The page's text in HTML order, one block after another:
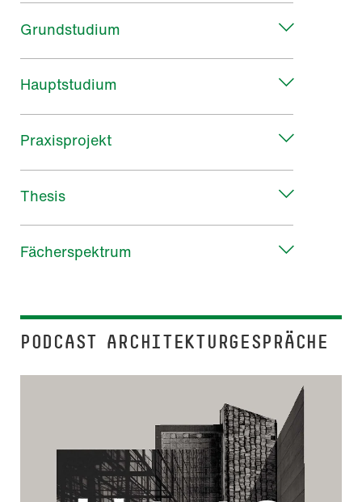
Grundstudium
Hauptstudium
Praxisprojekt
Thesis
Fächerspektrum
PODCAST ARCHITEKTURGESPRÄCHE